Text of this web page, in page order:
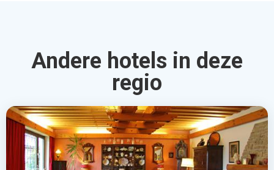
Andere hotels in deze
regio